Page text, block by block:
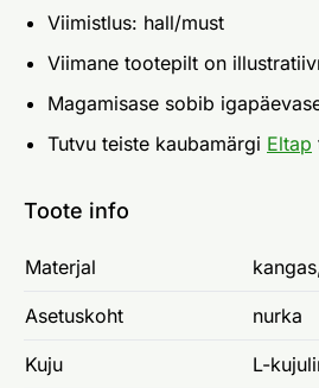
Viimistlus: hall/must
Viimane tootepilt on
Magamisase sobib
Tutvu teiste kaubamärgi Eltap
Toote info
Materjal
Asetuskoht nurka
Kuju L-